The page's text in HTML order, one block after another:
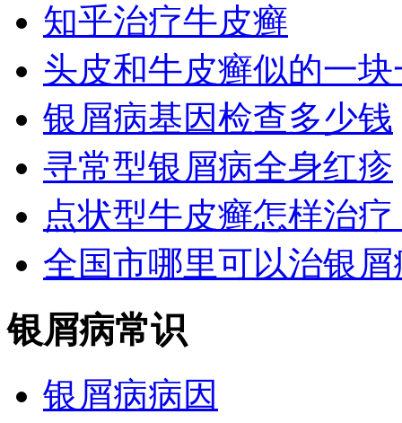
知乎治疗牛皮癣
头皮和牛皮癣似的一
银屑病基因检查多少钱
寻常型银屑病全身红疹
点状型牛皮癣怎样治
全国市哪里可以治银
银屑病常识
银屑病病因